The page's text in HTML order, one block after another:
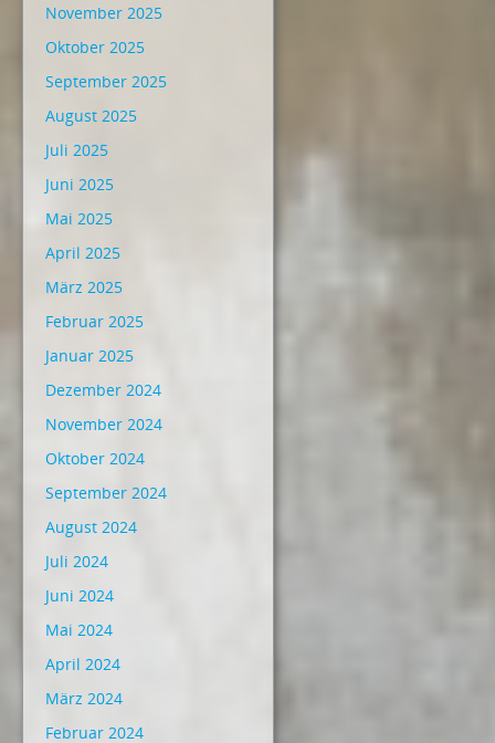
November 2025
Oktober 2025
September 2025
August 2025
Juli 2025
Juni 2025
Mai 2025
April 2025
März 2025
Februar 2025
Januar 2025
Dezember 2024
November 2024
Oktober 2024
September 2024
August 2024
Juli 2024
Juni 2024
Mai 2024
April 2024
März 2024
Februar 2024